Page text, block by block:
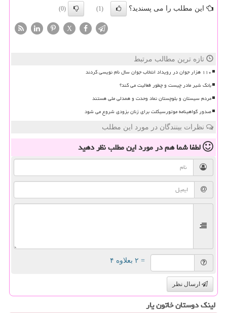
این مطلب را می پسندید؟ (1)
(0)
X
تازه ترین مطالب مرتبط
۱۱۰ هزار جوان در رویداد انتخاب جوان سال نام نویسی کردند
بانک شیر مادر چیست و چطور فعالیت می کند؟
مردم سیستان و بلوچستان نماد وحدت و همدلی ملی هستند
صدور گواهینامه موتورسیکلت برای زنان بزودی شروع می شود
نظرات بینندگان در مورد این مطلب
لطفا شما همدر مورد این مطلبنظر دهید
= ۲ بعلاوه ۴
ارسال نظر
لینک دوستان خاتون یار